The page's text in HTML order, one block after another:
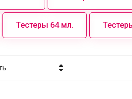
Тестеры 64 мл.